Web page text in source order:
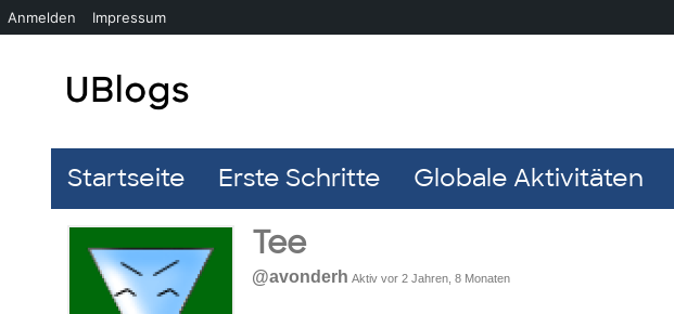
Startseite Erste Schritte Globale Aktivitäten
Tee
@avonderh Aktiv vor 2 Jahren, 8 Monaten
Anmelden Impressum